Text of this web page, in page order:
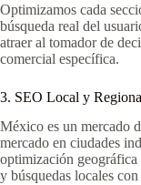
Optimizamos cada
búsqueda real del
atraer al tomador de
comercial específica.
3. SEO Local y
México es un mercado
mercado en ciudades
optimización geográfica
y búsquedas locales